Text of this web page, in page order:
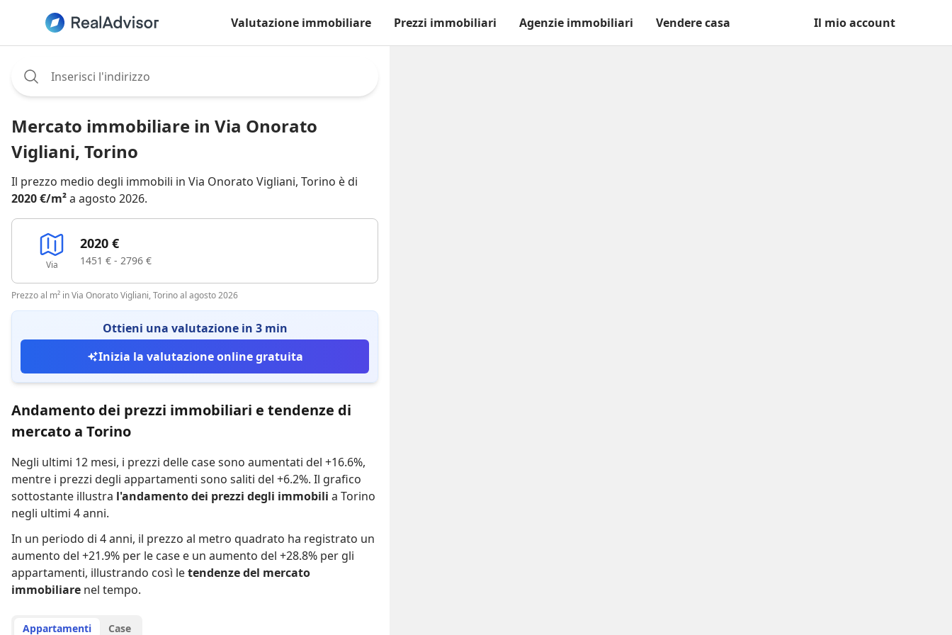
Valutazione immobiliare Prezzi immobiliari Agenzie immobiliari Vendere casa Il mio account
Mercato immobiliare in Via Onorato
Vigliani, Torino
Il prezzo medio degli immobili in Via Onorato Vigliani, Torino è di
2020 €/m²a agosto 2026.
Via
2020 €
1451 € - 2796 €
Prezzo al m² in Via Onorato Vigliani, Torino al agosto 2026
Ottieni una valutazione in 3 min
Inizia la valutazione online gratuita
Andamento dei prezzi immobiliari e tendenze di
mercato a Torino
Negli ultimi 12 mesi, i prezzi delle case sono aumentati del +16.6%,
mentre i prezzi degli appartamenti sono saliti del +6.2%. Il grafico
sottostante illustra l'andamento dei prezzi degli immobili a Torino
negli ultimi 4 anni.
In un periodo di 4 anni, il prezzo al metro quadrato ha registrato un
aumento del +21.9% per le case e un aumento del +28.8% per gli
appartamenti, illustrando così letendenze del mercato
immobiliare nel tempo.
Appartamenti Case